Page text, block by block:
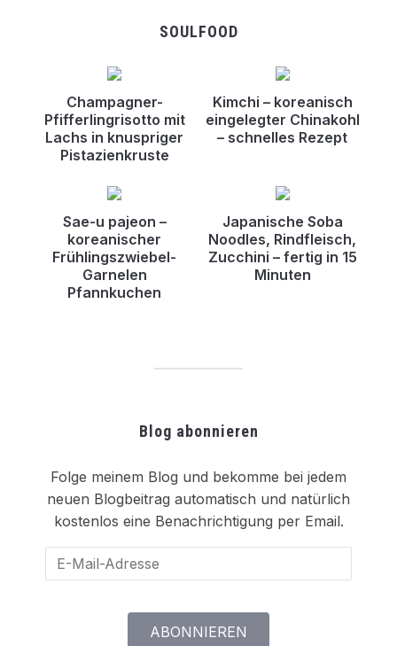
SOULFOOD
Champagner-
Pfifferlingrisotto mit
Lachs in knuspriger
Pistazienkruste
Kimchi – koreanisch
eingelegter Chinakohl
– schnelles Rezept
Sae-u pajeon –
koreanischer
Frühlingszwiebel-
Garnelen
Pfannkuchen
Japanische Soba
Noodles, Rindfleisch,
Zucchini – fertig in 15
Minuten
Blog abonnieren
Folge meinem Blog und bekomme bei jedem
neuen Blogbeitrag automatisch und natürlich
kostenlos eine Benachrichtigung per Email.
Mail-
ABONNIEREN